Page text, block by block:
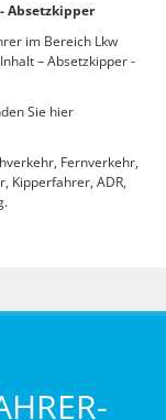
Absetzkipper
im Bereich Lkw
– Absetzkipper -
Sie hier
Fernverkehr,
Kipperfahrer, ADR,